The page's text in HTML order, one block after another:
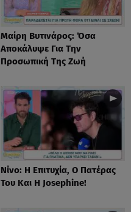
Μαίρη Βυτινάρος: Όσα
Αποκάλυψε Για Την
Προσωπική Της Ζωή
Νίνο: Η Επιτυχία, Ο Πατέρας
Του Και Η Josephine!